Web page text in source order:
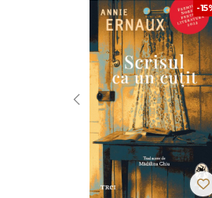
ca un far a cărui unică
e să emită un semnal.
„Aceia dintre noi care
termeni spațiali, ca în
timp, în viitor, dar, într-un
Nobel pentru Literatură
„Unul dintre motivele
său talent de a reabilita
optimism sau despre
supraviețuire apare ca o
-
‹